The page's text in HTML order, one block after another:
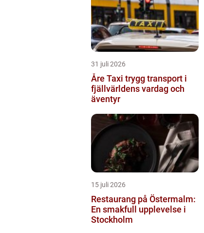
31 juli 2026
Åre Taxi trygg transport i
fjällvärldens vardag och
äventyr
15 juli 2026
Restaurang på Östermalm:
En smakfull upplevelse i
Stockholm